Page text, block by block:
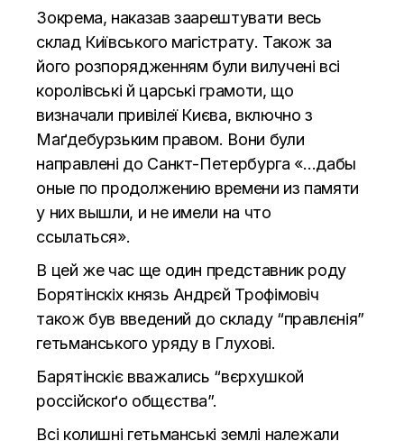
Зокрема, наказав заарештувати весь
склад Київського магістрату. Також за
його розпорядженням були вилучені всі
королівські й царські грамоти, що
визначали привілеї Києва, включно з
Маґдебурзьким правом. Вони були
направлені до Санкт-Петербурга «…дабы
оные по продолжению времени из памяти
у них вышли, и не имели на что
ссылаться».
В цей же час ще один представник роду
Борятінскіх князь Андрєй Трофімовіч
також був введений до складу “правлєнія”
гетьманського уряду в Глухові.
Барятінскіє вважались “вєрхушкой
россійскоґо общєства”.
Всі колишні гетьманські землі належали